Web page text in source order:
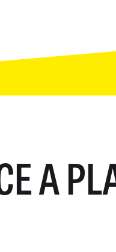
A